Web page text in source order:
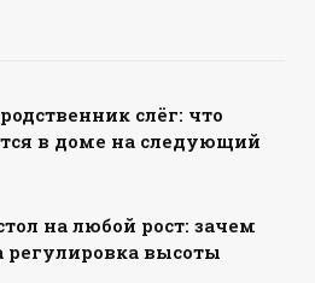
слёг: что
в доме на следующий
на любой рост: зачем
высоты